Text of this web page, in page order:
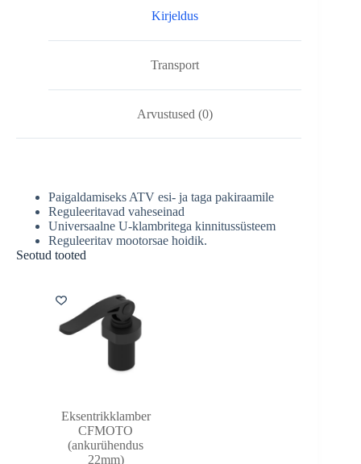
Kirjeldus
Transport
Arvustused (0)
Paigaldamiseks ATV esi- ja taga pakiraamile
Reguleeritavad vaheseinad
Universaalne U-klambritega kinnitussüsteem
Reguleeritav mootorsae hoidik.
Seotud tooted
Eksentrikklamber
CFMOTO
(ankurühendus
22mm)